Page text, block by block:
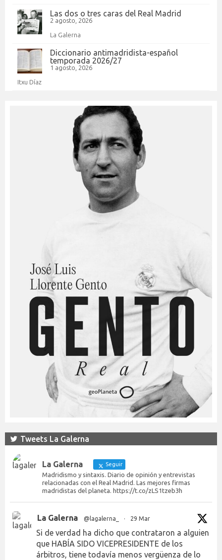
Las dos o tres caras del Real Madrid
2 agosto, 2026
La Galerna
Diccionario antimadridista-español
temporada 2026/27
1 agosto, 2026
Itxu Díaz
Tweets La Galerna
La Galerna Seguir
Madridismo y sintaxis. Diario de opinión y entrevistas
relacionadas con el Real Madrid. Las mejores firmas
madridistas del planeta. https://t.co/zLS1tzeb3h
La Galerna @lagalerna_ · 29 Mar
Si de verdad ha dicho que contrataron a alguien
que HABÍA SIDO VICEPRESIDENTE de los
árbitros, tiene todavía menos vergüenza de lo